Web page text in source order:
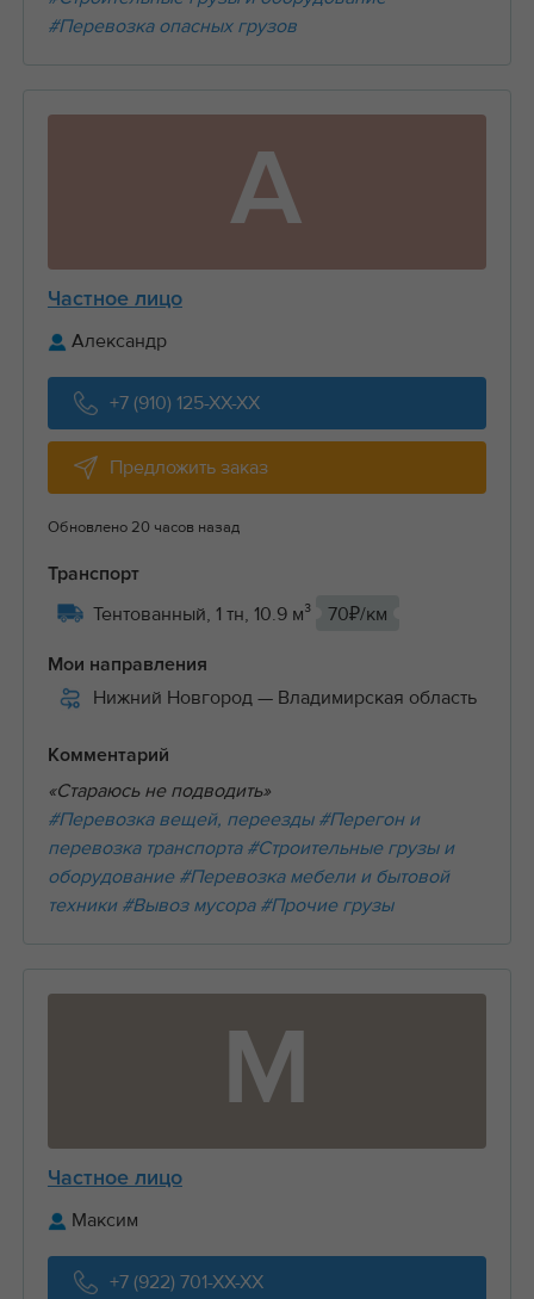
#Перевозка опасных грузов
А
Частное лицо
Александр
+7 (910) 125-XX-XX
Предложить заказ
Обновлено 20 часов назад
Транспорт
Тентованный, 1 тн, 10.9 м³ 70₽/км
Мои направления
Нижний Новгород — Владимирская область
Комментарий
«Стараюсь не подводить»
#Перевозка вещей, переезды #Перегон и
перевозка транспорта #Строительные грузы и
оборудование #Перевозка мебели и бытовой
техники #Вывоз мусора #Прочие грузы
М
Частное лицо
Максим
+7 (922) 701-XX-XX